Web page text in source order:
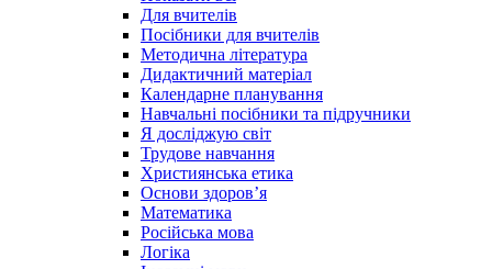
Для вчителів
Посібники для вчителів
Методична література
Дидактичний матеріал
Календарне планування
Навчальні посібники та підручники
Я досліджую світ
Трудове навчання
Християнська етика
Основи здоров’я
Математика
Російська мова
Логіка